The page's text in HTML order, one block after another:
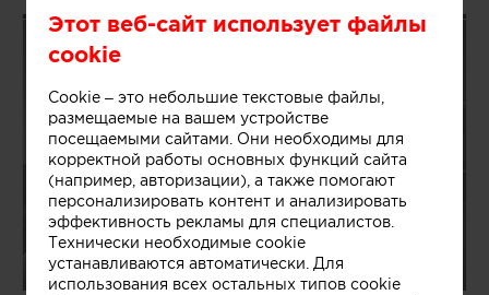
Этот веб-сайт использует файлы
cookie
Cookie – это небольшие текстовые файлы,
размещаемые на вашем устройстве
посещаемыми сайтами. Они необходимы для
корректной работы основных функций сайта
(например, авторизации), а также помогают
персонализировать контент и анализировать
эффективность рекламы для специалистов.
Технически необходимые cookie
устанавливаются автоматически. Для
использования всех остальных типов cookie